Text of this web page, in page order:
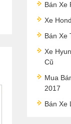
Bán Xe
Xe
Bán Xe
Xe
Cũ
Mua
2017
Bán Xe